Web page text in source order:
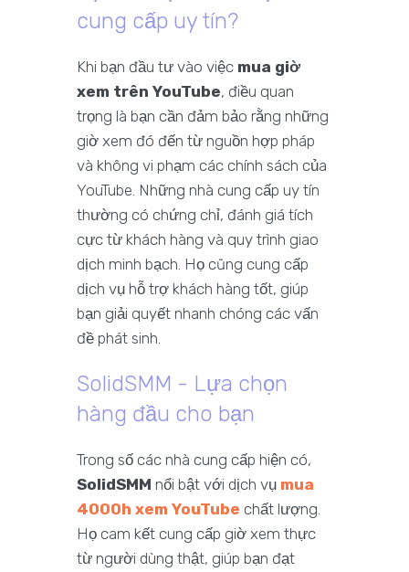
cung cấp uy tín?
Khi bạn đầu tư vào việc mua giờ
xem trên YouTube, điều quan
trọng là bạn cần đảm bảo rằng những
giờ xem đó đến từ nguồn hợp pháp
và không vi phạm các chính sách của
YouTube. Những nhà cung cấp uy tín
thường có chứng chỉ, đánh giá tích
cực từ khách hàng và quy trình giao
dịch minh bạch. Họ cũng cung cấp
dịch vụ hỗ trợ khách hàng tốt, giúp
bạn giải quyết nhanh chóng các vấn
đề phát sinh.
SolidSMM - Lựa chọn
hàng đầu cho bạn
Trong số các nhà cung cấp hiện có,
SolidSMM nổi bật với dịch vụ mua
4000h xem YouTube chất lượng.
Họ cam kết cung cấp giờ xem thực
từ người dùng thật, giúp bạn đạt